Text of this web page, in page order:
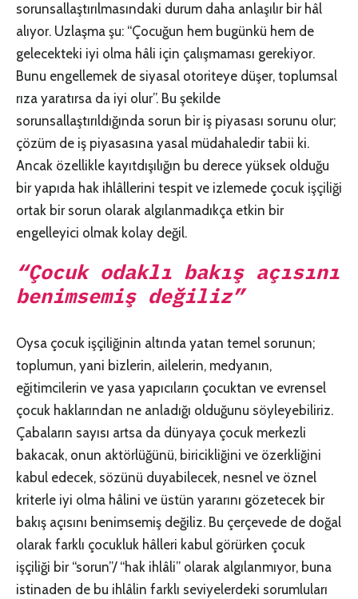
sorunsallaştırılmasındaki durum daha anlaşılır bir hâl
alıyor. Uzlaşma şu: “Çocuğun hem bugünkü hem de
gelecekteki iyi olma hâli için çalışmaması gerekiyor.
Bunu engellemek de siyasal otoriteye düşer, toplumsal
rıza yaratırsa da iyi olur”. Bu şekilde
sorunsallaştırıldığında sorun bir iş piyasası sorunu olur;
çözüm de iş piyasasına yasal müdahaledir tabii ki.
Ancak özellikle kayıtdışılığın bu derece yüksek olduğu
bir yapıda hak ihlâllerini tespit ve izlemede çocuk işçiliği
ortak bir sorun olarak algılanmadıkça etkin bir
engelleyici olmak kolay değil.
“Çocuk odaklı bakış açısını
benimsemiş değiliz”
Oysa çocuk işçiliğinin altında yatan temel sorunun;
toplumun, yani bizlerin, ailelerin, medyanın,
eğitimcilerin ve yasa yapıcıların çocuktan ve evrensel
çocuk haklarından ne anladığı olduğunu söyleyebiliriz.
Çabaların sayısı artsa da dünyaya çocuk merkezli
bakacak, onun aktörlüğünü, biricikliğini ve özerkliğini
kabul edecek, sözünü duyabilecek, nesnel ve öznel
kriterle iyi olma hâlini ve üstün yararını gözetecek bir
bakış açısını benimsemiş değiliz. Bu çerçevede de doğal
olarak farklı çocukluk hâlleri kabul görürken çocuk
işçiliği bir “sorun”/ “hak ihlâli” olarak algılanmıyor, buna
istinaden de bu ihlâlin farklı seviyelerdeki sorumluları